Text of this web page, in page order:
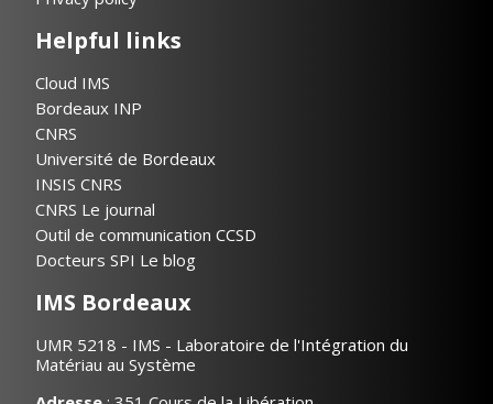
Helpful links
Cloud IMS
Bordeaux INP
CNRS
Université de Bordeaux
INSIS CNRS
CNRS Le journal
Outil de communication CCSD
Docteurs SPI Le blog
IMS Bordeaux
UMR 5218 - IMS - Laboratoire de l'Intégration du
Matériau au Système